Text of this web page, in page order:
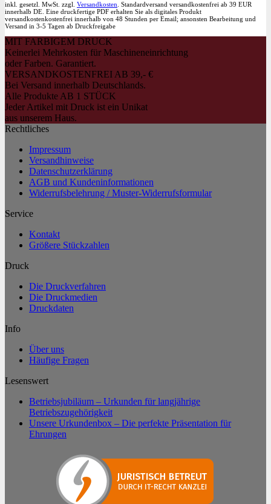
inkl. gesetzl. MwSt. zzgl. Versandkosten . Standardversand versandkostenfrei ab 39 EUR
innerhalb DE. Eine druckfertige PDF erhalten Sie als digitales Produkt
versandkostenkostenfrei innerhalb von 48 Stunden per Email; ansonsten Bearbeitung und
Versand in 3-5 Tagen ab Druckfreigabe
MIT FARBIGEM DRUCK
Keinerlei Mehrkosten für Maschineneinrichtung
oder Farben. Garantiert.
VERSANDKOSTENFREI AB 39,- €
Bei Versand innerhalb Deutschlands.
Alle Produkte AB 1 STÜCK
Jeder Artikel mit Druck ist ein Unikat
aus unserem Haus.
Rechtliches
Impressum
Versandhinweise
Datenschutzerklärung
AGB und Kundeninformationen
Widerrufsbelehrung / Muster-Widerrufsformular
Service
Kontakt
Größere Stückzahlen
Druck
Die Druckverfahren
Die Druckmedien
Druckdaten
Info
Über uns
Häufige Fragen
Lesenswert
Betriebsjubiläum – Urkunden für langjährige
Betriebszugehörigkeit
Unsere Urkundenbox – Die perfekte Präsentation für
Ehrungen